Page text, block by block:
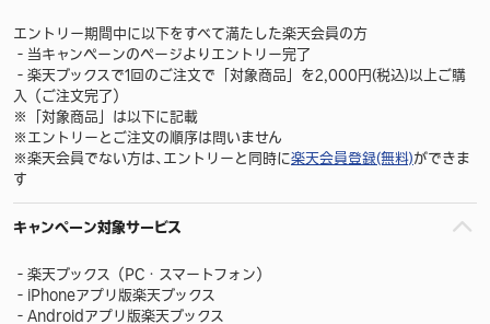
エントリー期間中に以下をすべて満たした楽天会員の方
‐当キャンペーンのページよりエントリー完了
‐楽天ブックスで1回のご注文で「対象商品」を2,000円(税込)以上ご購
入（ご注文完了）
※「対象商品」は以下に記載
※エントリーとご注文の順序は問いません
※楽天会員でない方は､エントリーと同時に楽天会員登録(無料)ができま
す
キャンペーン対象サービス
‐楽天ブックス（PC・スマートフォン）
‐iPhoneアプリ版楽天ブックス
‐Androidアプリ版楽天ブックス